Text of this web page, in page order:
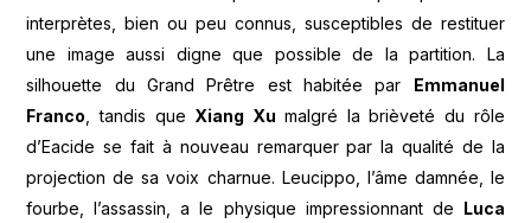
interprètes, bien ou peu connus, susceptibles de restituer
une image aussi digne que possible de la partition. La
silhouette du Grand Prêtre est habitée par Emmanuel
Franco , tandis que Xiang Xu malgré la brièveté du rôle
d’Eacide se fait à nouveau remarquer par la qualité de la
projection de sa voix charnue. Leucippo, l’âme damnée, le
fourbe, l’assassin, a le physique impressionnant de Luca